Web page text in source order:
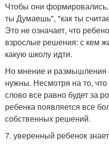
Чтобы они
ты Думаешь", "как ты
Это не означает, что
взрослые решения: с кем
какую школу идти.
Но мнение и размышления
нужны. Несмотря на то,
слово все равно будет за
ребенка появляется все
собственных решений.
7. уверенный ребенок